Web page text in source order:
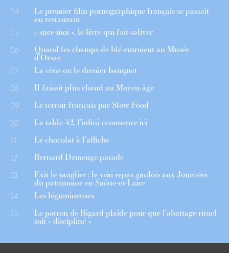
04 Le premier film pornographique français se passait
au restaurant
05 « suce moi », le livre qui fait saliver
06 Quand les champs de blé entraient au Musée
d’Orsay
07 La cène ou le dernier banquet
08 Il faisait plus chaud au Moyen-âge
09 Le terroir français par Slow Food
10 La table 42, l’infini commence ici
11 Le chocolat à l’affiche
12 Bernard Demenge parade
13 Exit le sanglier : le vrai repas gaulois aux Journées
du patrimoine en Saône-et-Loire
14 Les légumineuses
15 Le patron de Bigard plaide pour que l’abattage rituel
soit « discipliné »